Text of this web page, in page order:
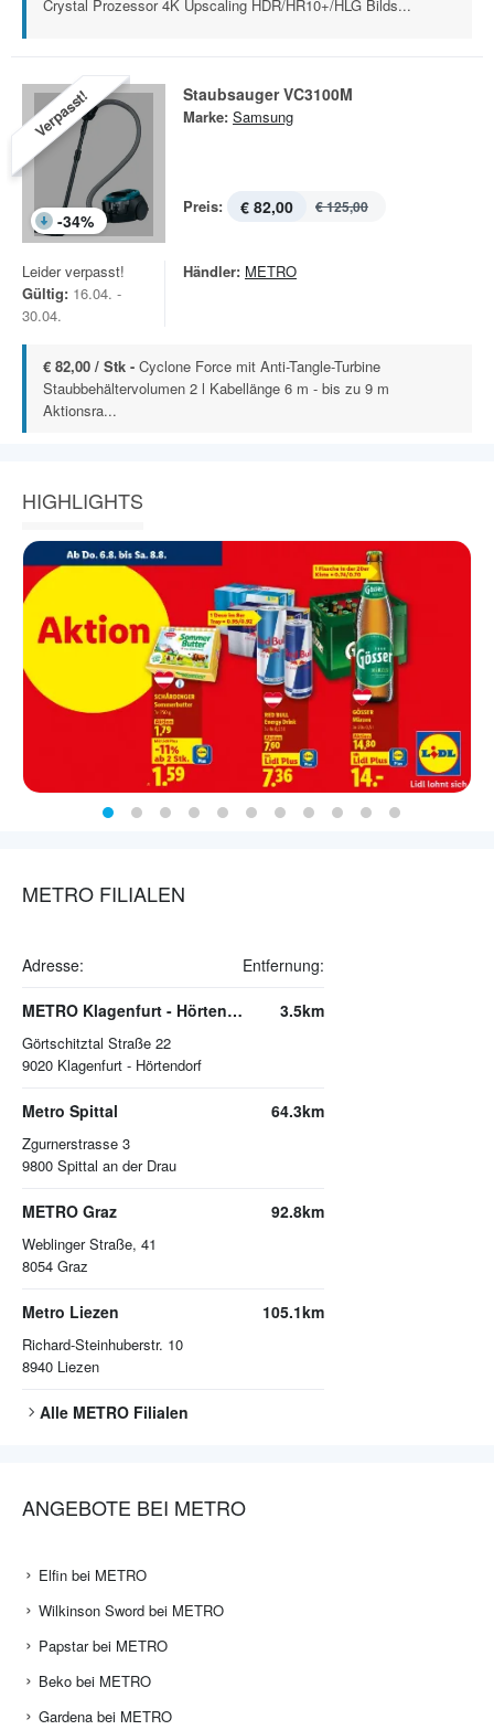
Crystal Prozessor 4K Upscaling HDR/HR10+/HLG Bilds...
Verpasst!
-34%
Staubsauger VC3100M
Marke: Samsung
Preis: € 82,00 € 125,00
Leider verpasst!
Gültig: 16.04. -
30.04.
Händler: METRO
€ 82,00 / Stk - Cyclone Force mit Anti-Tangle-Turbine
Staubbehältervolumen 2 l Kabellänge 6 m - bis zu 9 m
Aktionsra...
HIGHLIGHTS
METRO FILIALEN
Adresse: Entfernung:
METRO Klagenfurt - Hörtendorf
Görtschitztal Straße 22
9020 Klagenfurt - Hörtendorf
3.5km
Metro Spittal
Zgurnerstrasse 3
9800 Spittal an der Drau
64.3km
METRO Graz
Weblinger Straße, 41
8054 Graz
92.8km
Metro Liezen
Richard-Steinhuberstr. 10
8940 Liezen
105.1km
Alle METRO Filialen
ANGEBOTE BEI METRO
Elfin bei METRO
Wilkinson Sword bei METRO
Papstar bei METRO
Beko bei METRO
Gardena bei METRO